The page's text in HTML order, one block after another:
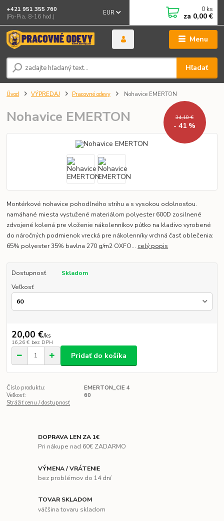
Menu
EUR
Hľadať
+421 951 355 760
(Po-Pia, 8-16 hod.)
0 ks
za 0,00 €
Úvod VÝPREDAJ Pracovné odevy Nohavice EMERTON
Nohavice EMERTON 34,18 €
- 41 %
Montérkové nohavice pohodlného strihu a s vysokou odolnosťou.
namáhané miesta vystužené materiálom polyester 600D zosilnené
zdvojené kolená pre vloženie nákolenníkov pútko na kladivo vyrobené
do náročných podmienok vrecká pre nákolenníky vrchná časť oblečenia:
65% polyester 35% bavlna 270 g/m2 OXFO... celý popis
Dostupnosť
Skladom
Veľkosť
20,00 €/ks
16,26 € bez DPH
Pridať do košíka
Číslo produktu:
EMERTON_CIE 4
Veľkosť:
60
Strážiť cenu / dostupnosť
DOPRAVA LEN ZA 1€
Pri nákupe nad 60€ ZADARMO
VÝMENA / VRÁTENIE
bez problémov do 14 dní
TOVAR SKLADOM
väčšina tovaru skladom